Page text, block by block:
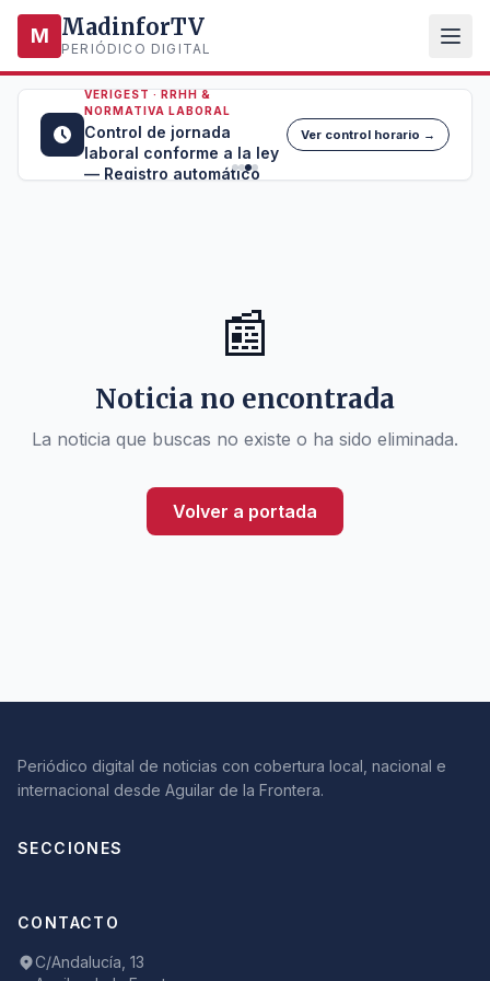
M MadinforTV
PERIÓDICO DIGITAL
VERIGEST · RRHH &
NORMATIVA LABORAL
Control de jornada
laboral conforme a la ley
— Registro automático
Ver control horario →
📰
Noticia no encontrada
La noticia que buscas no existe o ha sido eliminada.
Volver a portada
Periódico digital de noticias con cobertura local, nacional e
internacional desde Aguilar de la Frontera.
SECCIONES
CONTACTO
C/Andalucía, 13